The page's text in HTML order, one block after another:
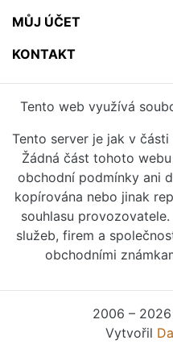
MŮJ ÚČET
KONTAKT
Tento web využívá
Tento server je jak v
Žádná část tohoto
obchodní podmínky ani
kopírována nebo jinak
souhlasu
služeb, firem a
obchodními
2006 – 2026
Vytvořil